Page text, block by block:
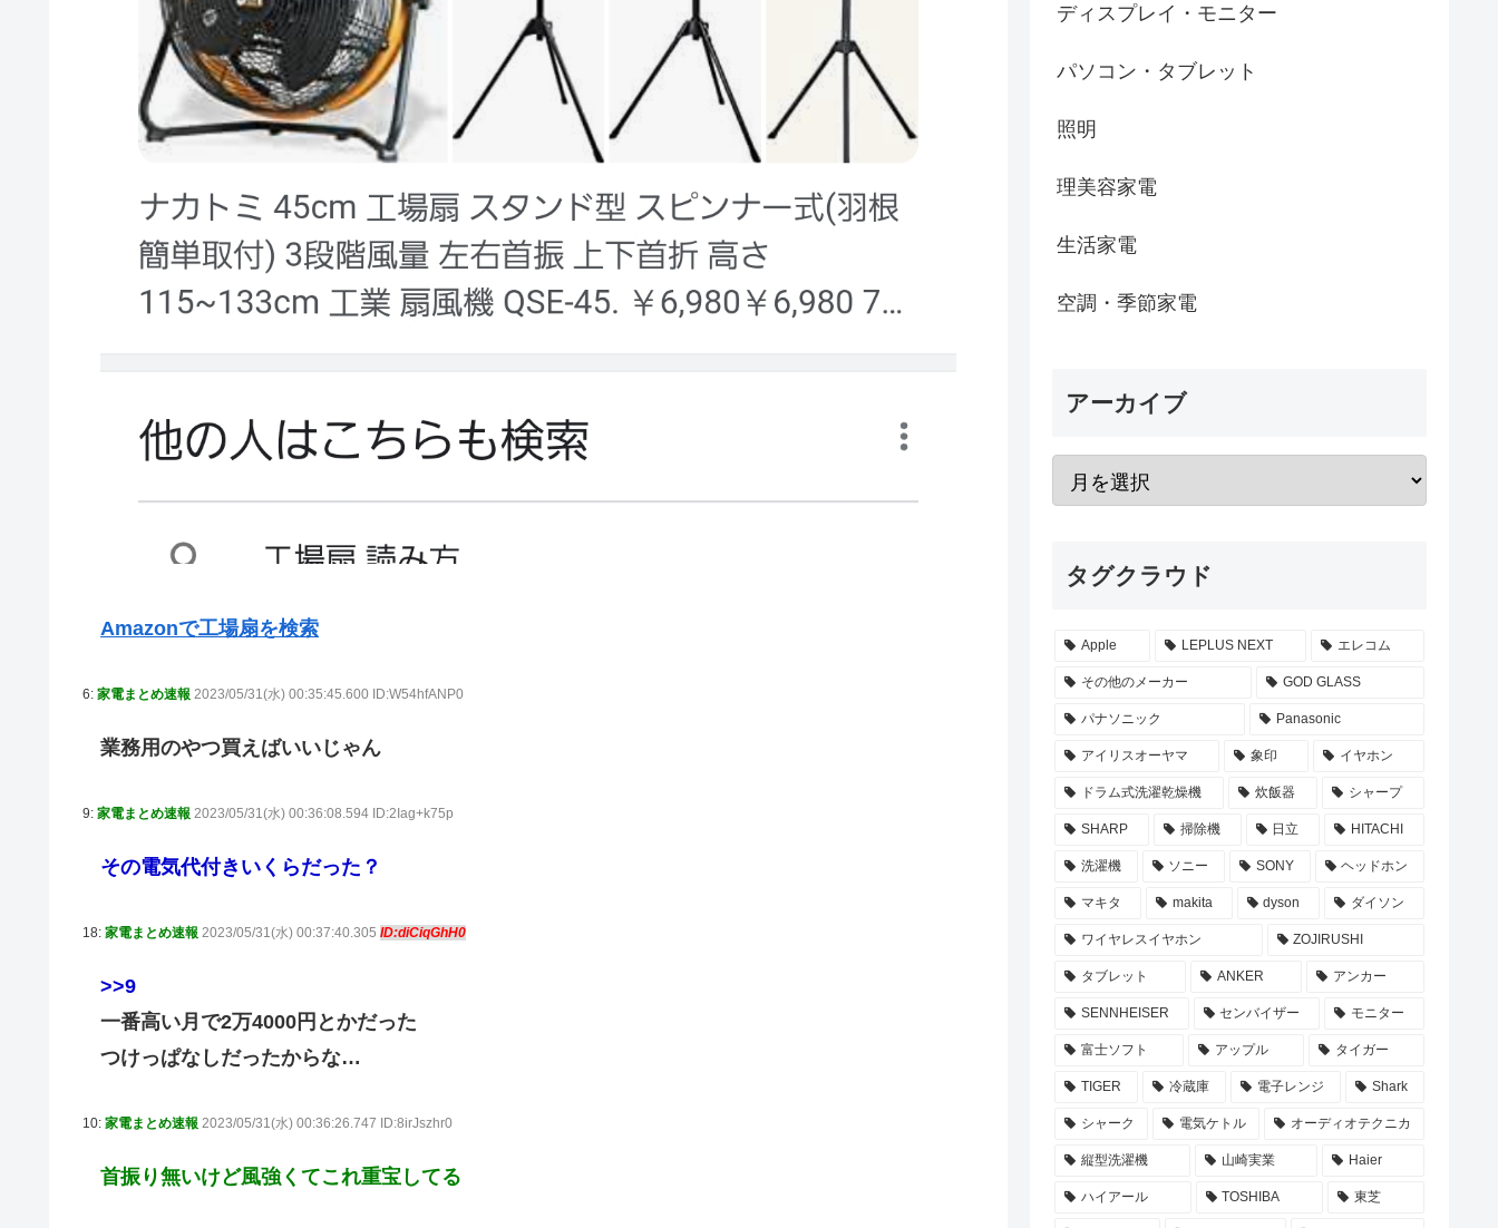
Amazonで工場扇を検索
6: 家電まとめ速報 2023/05/31(水) 00:35:45.600 ID:W54hfANP0
業務用のやつ買えばいいじゃん
9: 家電まとめ速報 2023/05/31(水) 00:36:08.594 ID:2Iag+k75p
その電気代付きいくらだった？
18: 家電まとめ速報 2023/05/31(水) 00:37:40.305 ID:diCiqGhH0
>>9
一番高い月で2万4000円とかだった
つけっぱなしだったからな…
10: 家電まとめ速報 2023/05/31(水) 00:36:26.747 ID:8irJszhr0
首振り無いけど風強くてこれ重宝してる
ディスプレイ・モニター
パソコン・タブレット
照明
理美容家電
生活家電
空調・季節家電
アーカイブ
タグクラウド
Apple LEPLUS NEXT エレコム
その他のメーカー GOD GLASS
パナソニック Panasonic
アイリスオーヤマ 象印 イヤホン
ドラム式洗濯乾燥機 炊飯器 シャープ
SHARP 掃除機 日立 HITACHI
洗濯機 ソニー SONY ヘッドホン
マキタ makita dyson ダイソン
ワイヤレスイヤホン ZOJIRUSHI
タブレット ANKER アンカー
SENNHEISER センバイザー モニター
富士ソフト アップル タイガー
TIGER 冷蔵庫 電子レンジ Shark
シャーク 電気ケトル オーディオテクニカ
縦型洗濯機 山崎実業 Haier
ハイアール TOSHIBA 東芝